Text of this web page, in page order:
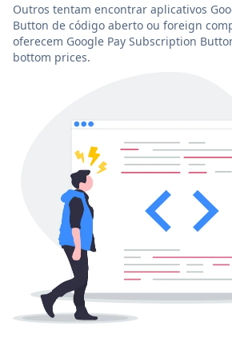
Outros tentam encontrar aplicativos
Button de código aberto ou foreign
oferecem Google Pay Subscription
bottom prices.